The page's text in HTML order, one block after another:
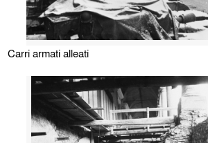
Carri armati alleati